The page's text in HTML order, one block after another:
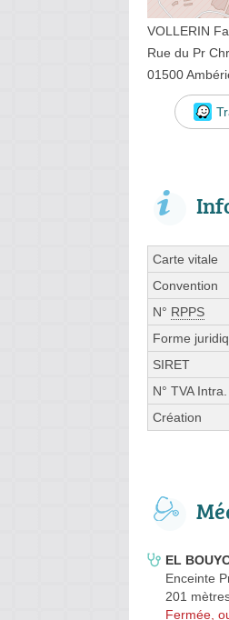
VOLLERIN
Rue du Pr
01500
Carte vitale
Convention
N° RPPS
Forme
SIRET
N° TVA Intra.
Création
EL
Enceinte
201
Fermée,